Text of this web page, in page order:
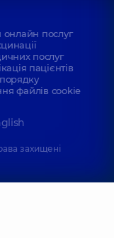
послуг
послуг
пацієнтів
файлів cookie
захищені